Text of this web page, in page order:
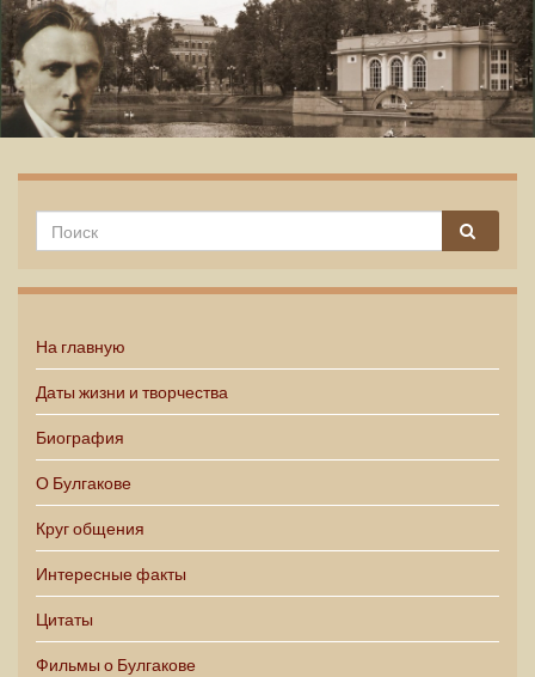
На главную
Даты жизни и творчества
Биография
О Булгакове
Круг общения
Интересные факты
Цитаты
Фильмы о Булгакове